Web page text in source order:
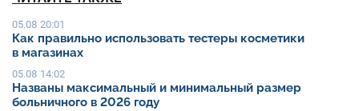
05.08 20:01
Как правильно использовать тестеры косметики
в магазинах
05.08 14:02
Названы максимальный и минимальный размер
больничного в 2026 году